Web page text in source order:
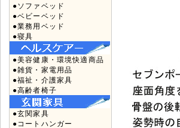
●ソファベッド
●ベビーベッド
●業務用ベッド
●寝具
●美容健康・環境快適商品
●雑貨・家電用品
●福祉・介護家具
●高齢者椅子
●玄関家具
●コートハンガー